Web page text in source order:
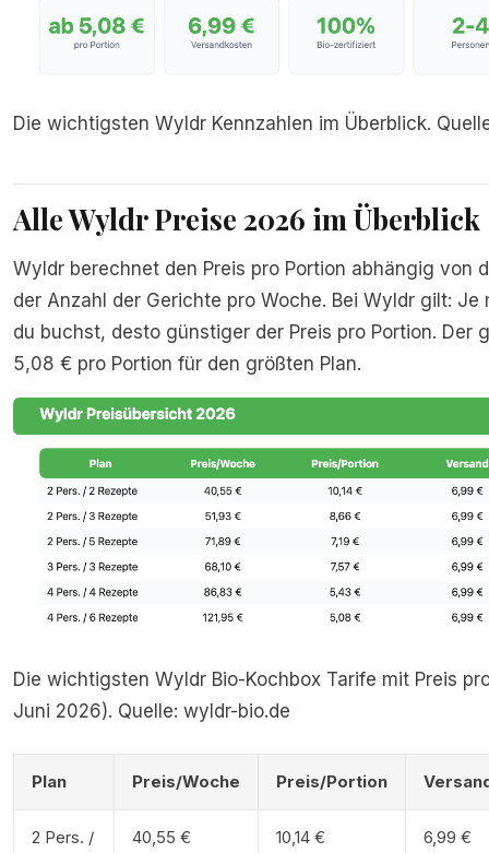
Die wichtigsten Wyldr Kennzahlen im Überblick.
Alle Wyldr Preise 2026 im Überblick
Wyldr berechnet den Preis pro Portion abhängig von
der Anzahl der Gerichte pro Woche. Bei Wyldr gilt: Je
du buchst, desto günstiger der Preis pro Portion. Der
5,08 € pro Portion für den größten Plan.
Die wichtigsten Wyldr Bio-Kochbox Tarife mit Preis
Juni 2026). Quelle: wyldr-bio.de
Plan Preis/Woche Preis/Portion
2 Pers. /
40,55 € 10,14 € 6,99 €